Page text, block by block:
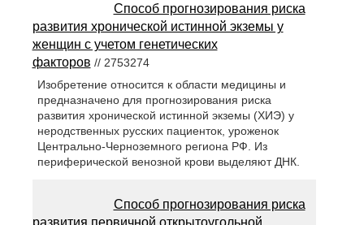
Способ прогнозирования риска
развития хронической истинной экземы у
женщин с учетом генетических
факторов // 2753274
Изобретение относится к области медицины и
предназначено для прогнозирования риска
развития хронической истинной экземы (ХИЭ) у
неродственных русских пациенток, уроженок
Центрально-Черноземного региона РФ. Из
периферической венозной крови выделяют ДНК.
Способ прогнозирования риска
развития первичной открытоугольной